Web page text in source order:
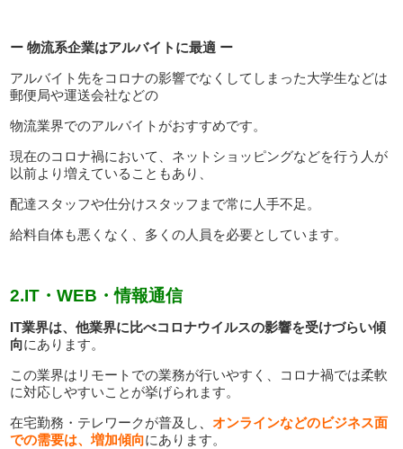
ー 物流系企業はアルバイトに最適 ー
アルバイト先をコロナの影響でなくしてしまった大学生などは
郵便局や運送会社などの
物流業界でのアルバイトがおすすめです。
現在のコロナ禍において、ネットショッピングなどを行う人が
以前より増えていることもあり、
配達スタッフや仕分けスタッフまで常に人手不足。
給料自体も悪くなく、多くの人員を必要としています。
2.IT・WEB・情報通信
IT業界は、他業界に比べコロナウイルスの影響を受けづらい傾
向にあります。
この業界はリモートでの業務が行いやすく、コロナ禍では柔軟
に対応しやすいことが挙げられます。
在宅勤務・テレワークが普及し
、オンラインなどのビジネス面
での需要は、増加傾向にあります。